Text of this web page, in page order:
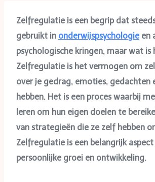
Zelfregulatie is een begrip dat
gebruikt in onderwijspsychologieen
psychologische kringen, maar wat is
Zelfregulatie is het vermogen om
over je gedrag, emoties,
hebben. Het is een proces waarbij
leren om hun eigen doelen te
van strategieën die ze zelf hebben
Zelfregulatie is een belangrijk aspect
persoonlijke groei en ontwikkeling.